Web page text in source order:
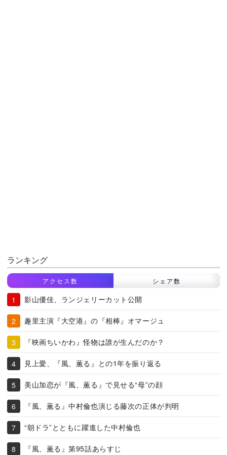
ランキング
アクセス数 シェア数
影山優佳、ランジェリーカット公開
趣里主演『大空港』の『相棒』オマージュ
『映画ちいかわ』怪物は誰が生んだのか？
見上愛、『風、薫る』との1年を振り返る
美山加恋が『風、薫る』で見せる“母”の顔
『風、薫る』中村倫也演じる藤次の正体が判明
“朝ドラ”とともに躍進した中村倫也
『風、薫る』第95話あらすじ